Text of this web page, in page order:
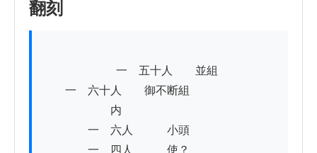
翻刻
一　六十人　　御不断組
内
一　六人　　　小頭
一　四人　　　使？